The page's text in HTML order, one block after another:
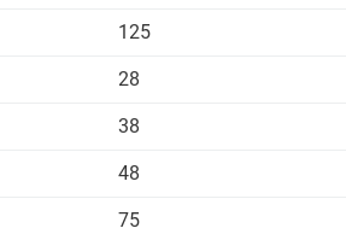
125
28
38
48
75